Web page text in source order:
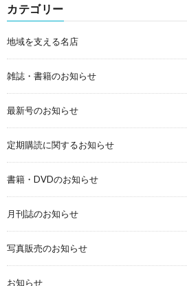
カテゴリー
地域を支える名店
雑誌・書籍のお知らせ
最新号のお知らせ
定期購読に関するお知らせ
書籍・DVDのお知らせ
月刊誌のお知らせ
写真販売のお知らせ
お知らせ